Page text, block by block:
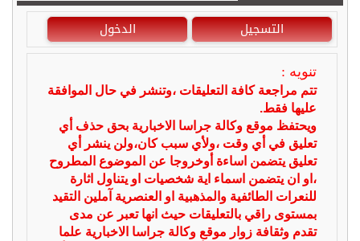
التسجيل الدخول
تنويه :
تتم مراجعة كافة التعليقات ،وتنشر في حال الموافقة
عليها فقط.
ويحتفظ موقع وكالة جراسا الاخبارية بحق حذف أي
تعليق في أي وقت ،ولأي سبب كان،ولن ينشر أي
تعليق يتضمن اساءة أوخروجا عن الموضوع المطروح
،او ان يتضمن اسماء اية شخصيات او يتناول اثارة
للنعرات الطائفية والمذهبية او العنصرية آملين التقيد
بمستوى راقي بالتعليقات حيث انها تعبر عن مدى
تقدم وثقافة زوار موقع وكالة جراسا الاخبارية علما